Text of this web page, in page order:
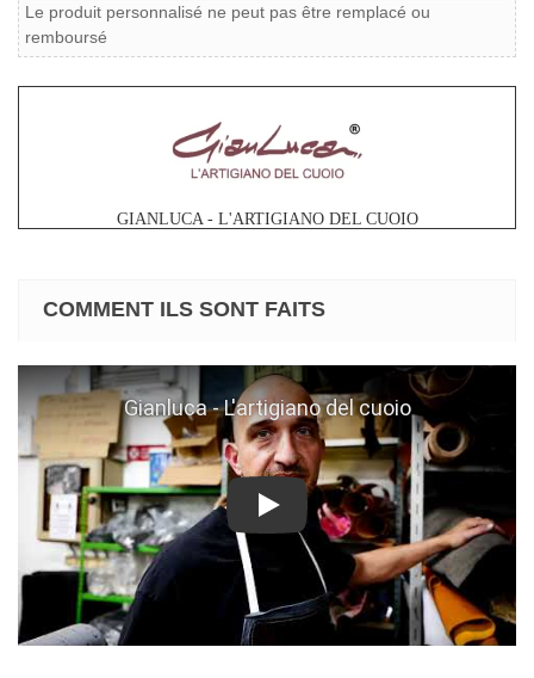
Le produit personnalisé ne peut pas être remplacé ou
remboursé
GIANLUCA - L'ARTIGIANO DEL CUOIO
COMMENT ILS SONT FAITS
Play